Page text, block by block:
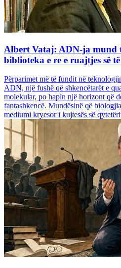
Albert Vataj: ADN-ja mund
biblioteka e re e ruajtjes së
Përparimet më të fundit në
ADN, një fushë që shkencëtarët e
molekular, po hapin një horizont që
fantashkencë. Mundësinë që
mediumi kryesor i kujtesës së